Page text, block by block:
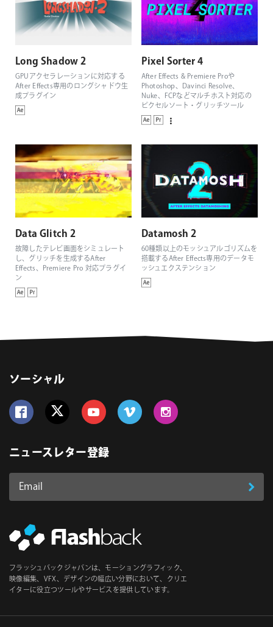
Long Shadow 2
GPUアクセラレーションに対応する
After Effects専用のロングシャドウ生
成プラグイン
Pixel Sorter 4
After Effects & Premiere Proや
Photoshop、Davinci Resolve、
Nuke、FCPなどマルチホスト対応の
ピクセルソート・グリッチツール
Data Glitch 2
故障したテレビ画面をシミュレート
し、グリッチを生成するAfter
Effects、Premiere Pro 対応プラグイ
ン
Datamosh 2
60種類以上のモッシュアルゴリズムを
搭載するAfter Effects専用のデータモ
ッシュエクステンション
ソーシャル
ニュースレター登録
Email
ス
必
須
登
フラッシュバックジャパンは、モーショングラフィック、
映像編集、VFX、デザインの幅広い分野において、クリエ
イターに役立つツールやサービスを提供しています。